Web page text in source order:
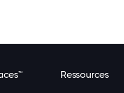
Ressources